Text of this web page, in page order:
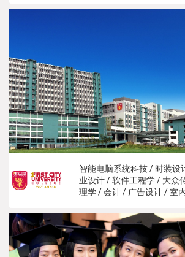
智能电脑系统科技 / 时装设
业设计 / 软件工程学 / 大众
理学 / 会计 / 广告设计 / 室